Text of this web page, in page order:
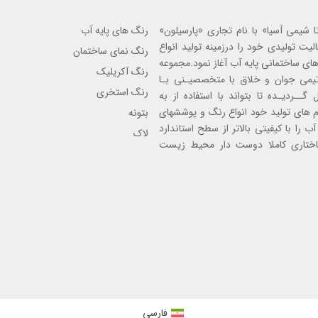
شیمی آسیا» با نام تجاری «پارسیلون»
1402 فعالیت تولیدی خود را درزمینه تولید انواع
ساختمانی پایه آب آغاز نمود.مجموعه
تیمی جوان و خلاق با متخصصیـنی بـا
تا بتواند با استفاده از به
های تولید خود انواع رنگ و پوششهای
را با کیفیتی بالاتر از سطح استاندارد
کاملا دوست دار محیط زیست
رنگ های پایه آب
رنگ نمای ساختمان
رنگ آکریلیک
رنگ استخری
بتونه
لاک
فارسی